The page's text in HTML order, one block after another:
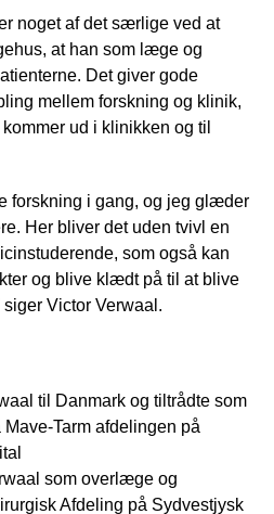
noget af det særlige ved at
at han som læge og
Det giver gode
mellem forskning og klinik,
ud i klinikken og til
forskning i gang, og jeg glæder
Her bliver det uden tvivl en
som også kan
og blive klædt på til at blive
Victor Verwaal.
til Danmark og tiltrådte som
Tarm afdelingen på
som overlæge og
Afdeling på Sydvestjysk